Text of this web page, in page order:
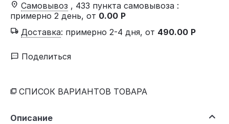
Самовывоз , 433 пункта самовывоза :
примерно 2 день, от 0.00 Р
Доставка: примерно 2-4 дня, от 490.00 Р
Поделиться
СПИСОК ВАРИАНТОВ ТОВАРА
Описание